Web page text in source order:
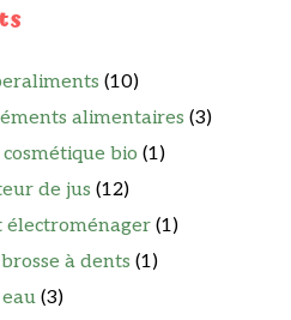
(10)
alimentaires (3)
bio (1)
de jus (12)
(1)
à dents (1)
(3)